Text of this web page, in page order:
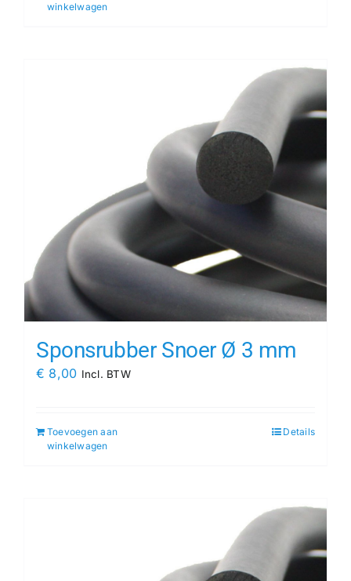
winkelwagen
Sponsrubber Snoer Ø 3 mm
€ 8,00 Incl. BTW
Toevoegen aan
winkelwagen
Details